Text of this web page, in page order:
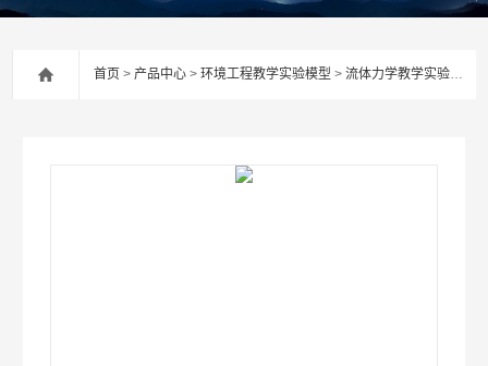
首页 >产品中心 >环境工程教学实验模型 >流体力学教学实验设备